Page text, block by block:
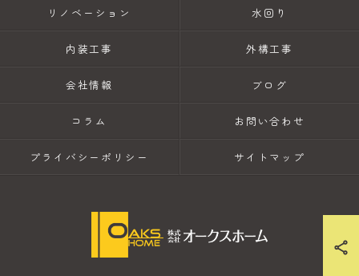
リノベーション 水回り
内装工事 外構工事
会社情報 ブログ
コラム お問い合わせ
プライバシーポリシー サイトマップ